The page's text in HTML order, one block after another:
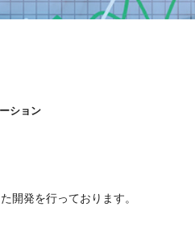
ション
開発を行っております。